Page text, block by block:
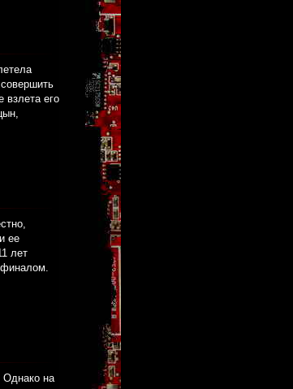
взлета его
ее
лет
Однако на